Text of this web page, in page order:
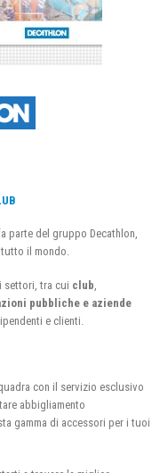
parte del gruppo Decathlon,
il mondo.
settori, tra cui club
pubbliche e aziende
e clienti.
con il servizio esclusivo
abbigliamento
gamma di accessori per i tuoi